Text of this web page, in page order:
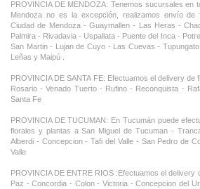
PROVINCIA DE MENDOZA: Tenemos sucursales en
Mendoza no es la excepción, realizamos envío
Ciudad de Mendoza - Guaymallen - Las Heras -
Palmira - Rivadavia - Uspallata - Puente del Inca -
San Martin - Lujan de Cuyo - Las Cuevas -
Leñas y Maipú .
PROVINCIA DE SANTA FE: Efectuamos el delivery
Rosario - Venado Tuerto - Rufino - Reconquista -
Santa Fe
PROVINCIA DE TUCUMAN: En Tucumán puede
florales y plantas a San Miguel de Tucuman -
Alberdi - Concepcion - Tafi del Valle - San Pedro de
Valle
PROVINCIA DE ENTRE RIOS :Efectuamos el delivery
Paz - Concordia - Colon - Victoria - Concepcion del